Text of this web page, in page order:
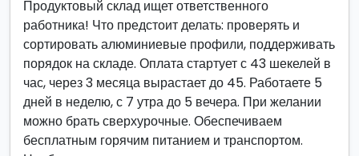
Продуктовый склад ищет ответственного
работника! Что предстоит делать: проверять и
сортировать алюминиевые профили, поддерживать
порядок на складе. Оплата стартует с 43 шекелей в
час, через 3 месяца вырастает до 45. Работаете 5
дней в неделю, с 7 утра до 5 вечера. При желании
можно брать сверхурочные. Обеспечиваем
бесплатным горячим питанием и транспортом.